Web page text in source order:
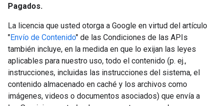
Pagados.
La licencia que usted otorga a Google en virtud del artículo
"Envío de Contenido" de las Condiciones de las APIs
también incluye, en la medida en que lo exijan las leyes
aplicables para nuestro uso, todo el contenido (p. ej.,
instrucciones, incluidas las instrucciones del sistema, el
contenido almacenado en caché y los archivos como
imágenes, videos o documentos asociados) que envía a